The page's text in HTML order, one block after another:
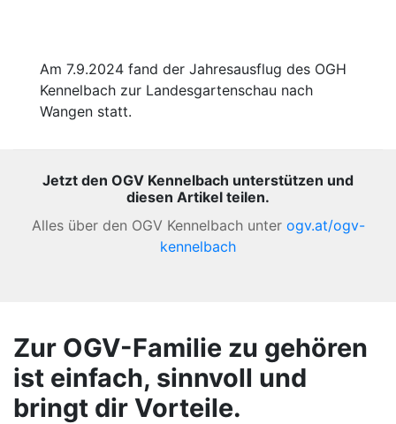
Am 7.9.2024 fand der Jahresausflug des OGH
Kennelbach zur Landesgartenschau nach
Wangen statt.
Jetzt den OGV Kennelbach unterstützen und
diesen Artikel teilen.
Alles über den OGV Kennelbach unter ogv.at/ogv-
kennelbach
Zur OGV-Familie zu gehören
ist einfach, sinnvoll und
bringt dir Vorteile.